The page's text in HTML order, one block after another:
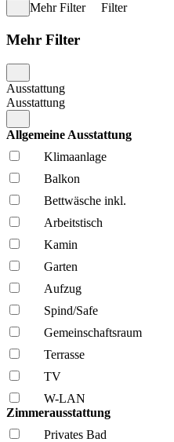
Mehr Filter
Filter
Mehr Filter
Ausstattung
Ausstattung
Allgemeine Ausstattung
Klima­anlage
Balkon
Bettwäsche inkl.
Arbeitstisch
Kamin
Garten
Aufzug
Spind/Safe
Gemeinschafts­raum
Terrasse
TV
W-LAN
Zimmerausstattung
Privates Bad